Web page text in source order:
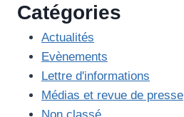
Catégories
Actualités
Evènements
Lettre d'informations
Médias et revue de presse